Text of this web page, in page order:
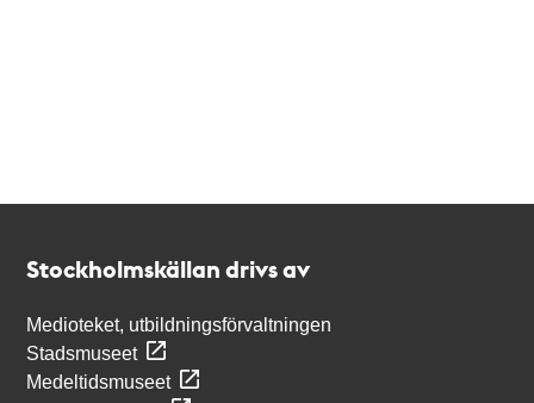
Stockholmskällan drivs av
Medioteket, utbildningsförvaltningen
Stadsmuseet
Medeltidsmuseet